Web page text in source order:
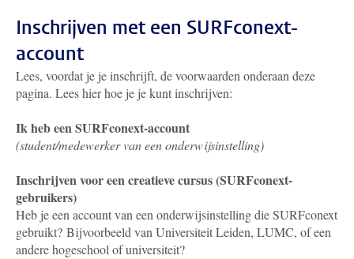
Inschrijven met een SURFconext-
account
Lees, voordat je je inschrijft, de voorwaarden onderaan deze
pagina. Lees hier hoe je je kunt inschrijven:
Ik heb een SURFconext‑account
(student/medewerker van een onderwijsinstelling)
Inschrijven voor een creatieve cursus (SURFconext-
gebruikers)
Heb je een account van een onderwijsinstelling die SURFconext
gebruikt? Bijvoorbeeld van Universiteit Leiden, LUMC, of een
andere hogeschool of universiteit?